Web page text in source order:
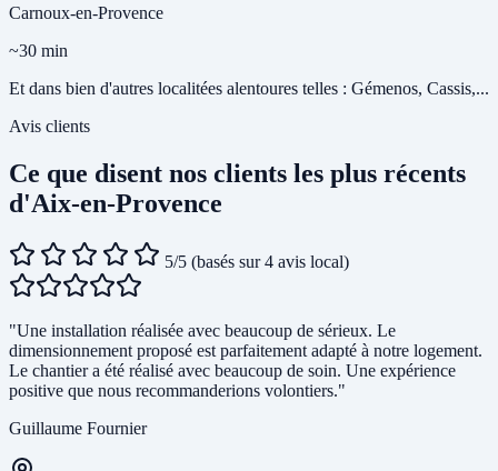
Carnoux-en-Provence
~30 min
Et dans bien d'autres localitées alentoures telles : Gémenos, Cassis,...
Avis clients
Ce que disent nos clients les plus récents
d'Aix-en-Provence
5/5 (basés sur 4 avis local)
"Une installation réalisée avec beaucoup de sérieux. Le
dimensionnement proposé est parfaitement adapté à notre logement.
Le chantier a été réalisé avec beaucoup de soin. Une expérience
positive que nous recommanderions volontiers."
Guillaume Fournier